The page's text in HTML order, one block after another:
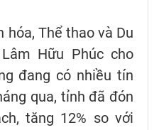
hóa, Thể thao và Du
Hữu Phúc cho
đang có nhiều tín
qua, tỉnh đã đón
tăng 12% so với